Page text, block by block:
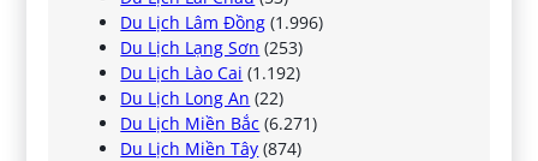
Du Lịch Lâm Đồng (1.996)
Du Lịch Lạng Sơn (253)
Du Lịch Lào Cai (1.192)
Du Lịch Long An (22)
Du Lịch Miền Bắc (6.271)
Du Lịch Miền Tây (874)